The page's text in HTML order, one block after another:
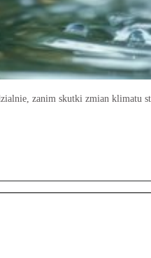
zanim skutki zmian klimatu